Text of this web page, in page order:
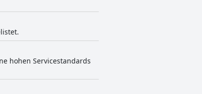
hohen Servicestandards